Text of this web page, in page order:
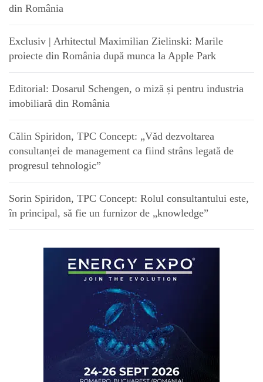
din România
Exclusiv | Arhitectul Maximilian Zielinski: Marile
proiecte din România după munca la Apple Park
Editorial: Dosarul Schengen, o miză și pentru industria
imobiliară din România
Călin Spiridon, TPC Concept: „Văd dezvoltarea
consultanței de management ca fiind strâns legată de
progresul tehnologic”
Sorin Spiridon, TPC Concept: Rolul consultantului este,
în principal, să fie un furnizor de „knowledge”